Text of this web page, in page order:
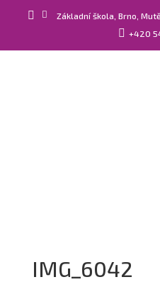
  Základní škola, Brno,
 +420
IMG_6042